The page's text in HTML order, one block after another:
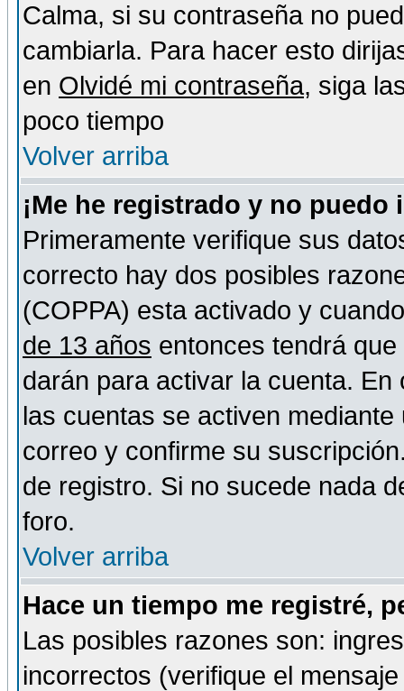
Calma, si su contraseña no
cambiarla. Para hacer esto
en Olvidé mi contraseña, siga
poco tiempo
Volver arriba
¡Me he registrado y no puedo
Primeramente verifique sus
correcto hay dos posibles
(COPPA) esta activado y
de 13 años entonces tendrá
darán para activar la cuenta.
las cuentas se activen
correo y confirme su
de registro. Si no sucede nada
foro.
Volver arriba
Hace un tiempo me registré,
Las posibles razones son:
incorrectos (verifique el